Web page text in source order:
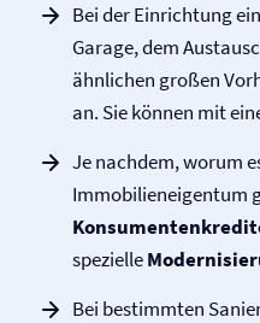
Bei der Einrichtung
Garage, dem
ähnlichen großen
an. Sie können mit
Je nachdem, worum
Immobilieneigentum
spezielle
Bei bestimmten